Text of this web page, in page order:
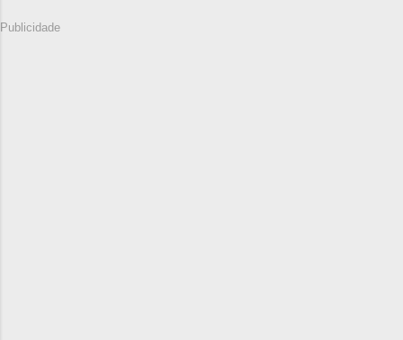
Publicidade